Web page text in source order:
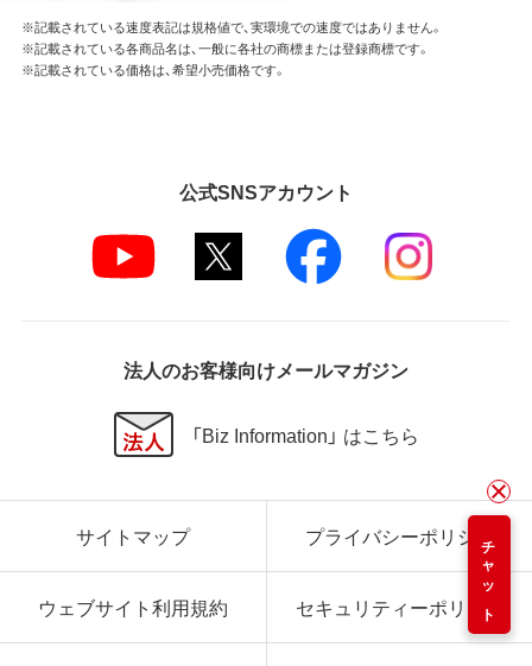
チャット
※記載されている速度表記は規格値で、実環境での速度ではありません。
※記載されている各商品名は、一般に各社の商標または登録商標です。
※記載されている価格は、希望小売価格です。
公式SNSアカウント
法人のお客様向けメールマガジン
「Biz Information」 はこちら
サイトマップ プライバシーポリシー
ウェブサイト利用規約 セキュリティーポリシー